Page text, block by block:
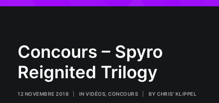
Concours – Spyro
Reignited Trilogy
12 NOVEMBRE 2018 IN VIDÉOS CONCOURS BY CHRIS' KLIPPEL